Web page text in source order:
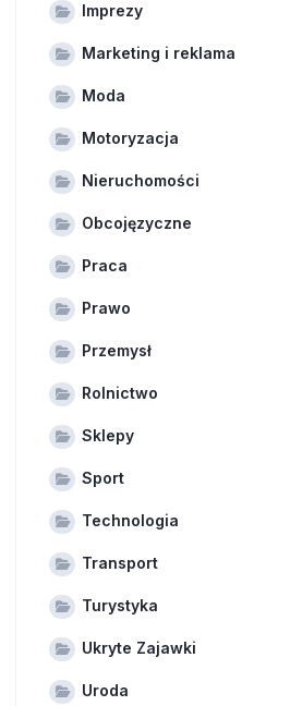
Imprezy
Marketing i reklama
Moda
Motoryzacja
Nieruchomości
Obcojęzyczne
Praca
Prawo
Przemysł
Rolnictwo
Sklepy
Sport
Technologia
Transport
Turystyka
Ukryte Zajawki
Uroda